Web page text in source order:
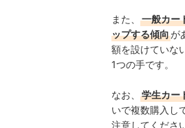
また、 一般カー
ップする傾向が
額を設けていな
1つの手です。
なお、 学生カー
いで複数購入し
注意してくださ